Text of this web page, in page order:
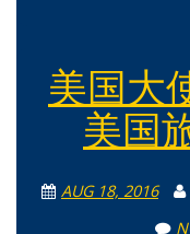
美国大
美国
AUG 18, 2016